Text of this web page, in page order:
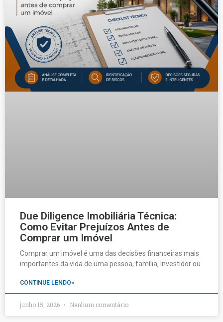
Due Diligence Imobiliária Técnica:
Como Evitar Prejuízos Antes de
Comprar um Imóvel
Comprar um imóvel é uma das decisões financeiras mais
importantes da vida de uma pessoa, família, investidor ou
CONTINUE LENDO»
junho 15, 2026 Nenhum comentário